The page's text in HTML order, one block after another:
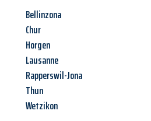
Bellinzona
Chur
Horgen
Lausanne
Rapperswil-Jona
Thun
Wetzikon